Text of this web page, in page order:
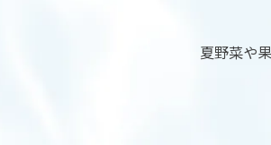
夏野菜や